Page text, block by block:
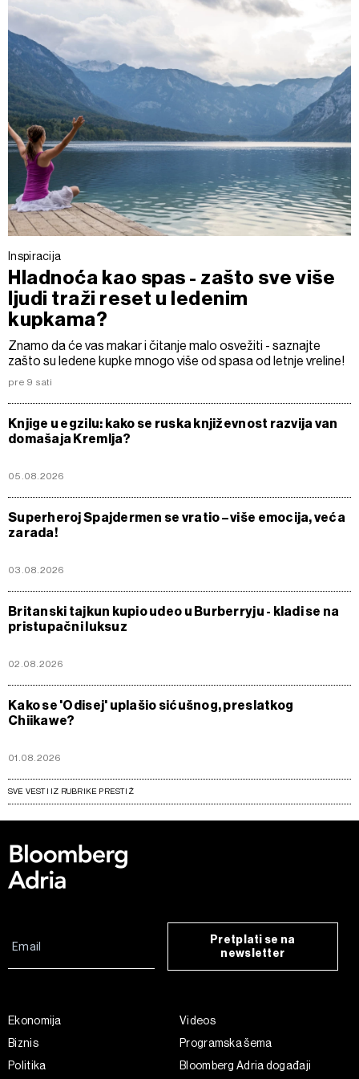
Inspiracija
Hladnoća kao spas - zašto sve više
ljudi traži reset u ledenim
kupkama?
Znamo da će vas makar i čitanje malo osvežiti - saznajte
zašto su ledene kupke mnogo više od spasa od letnje vreline!
pre 9 sati
Knjige u egzilu: kako se ruska književnost razvija van
domašaja Kremlja?
05.08.2026
Superheroj Spajdermen se vratio – više emocija, veća
zarada!
03.08.2026
Britanski tajkun kupio udeo u Burberryju - kladi se na
pristupačni luksuz
02.08.2026
Kako se 'Odisej' uplašio sićušnog, preslatkog
Chiikawe?
01.08.2026
SVE VESTI IZ RUBRIKE PRESTIŽ
Pretplati se na
newsletter
Ekonomija
Biznis
Politika
Videos
Programska šema
Bloomberg Adria događaji